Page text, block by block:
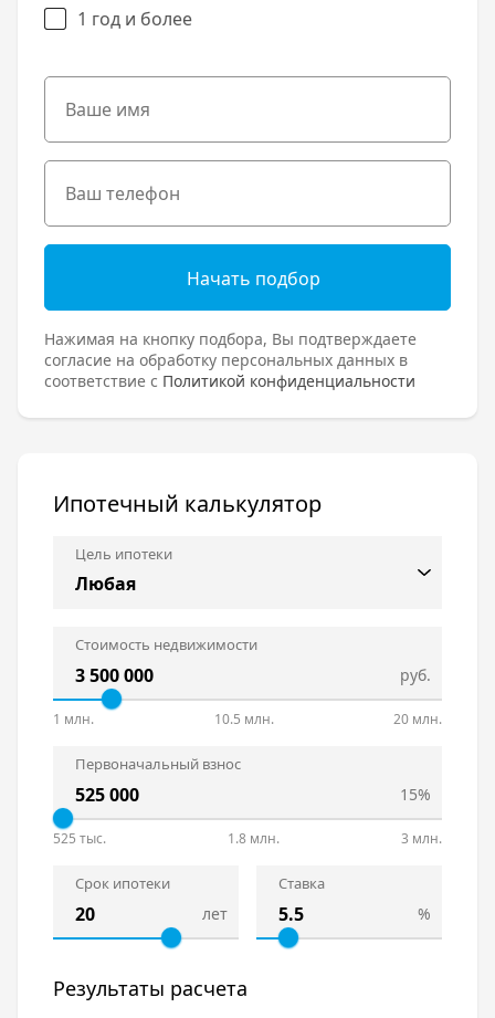
1 год и более
Начать подбор
Нажимая на кнопку подбора, Вы подтверждаете
согласие на обработку персональных данных в
соответствие с Политикой конфиденциальности
Ипотечный калькулятор
Цель ипотеки
Стоимость недвижимости
руб.
1 млн. 10.5 млн. 20 млн.
Первоначальный взнос
15%
525 тыс. 1.8 млн. 3 млн.
Срок ипотеки
лет
Ставка
%
Результаты расчета